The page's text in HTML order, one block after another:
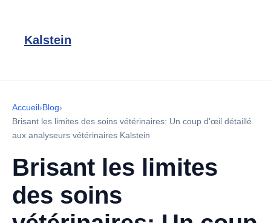
Kalstein
Accueil›Blog›
Brisant les limites des soins vétérinaires: Un coup d'œil détaillé
aux analyseurs vétérinaires Kalstein
Brisant les limites
des soins